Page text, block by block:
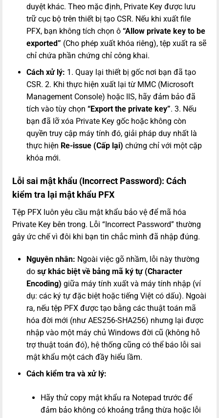
duyệt khác. Theo mặc định, Private Key được lưu
trữ cục bộ trên thiết bị tạo CSR. Nếu khi xuất file
PFX, bạn không tích chọn ô “Allow private key to be
exported” (Cho phép xuất khóa riêng), tệp xuất ra sẽ
chỉ chứa phần chứng chỉ công khai.
Cách xử lý: 1. Quay lại thiết bị gốc nơi bạn đã tạo
CSR. 2. Khi thực hiện xuất lại từ MMC (Microsoft
Management Console) hoặc IIS, hãy đảm bảo đã
tích vào tùy chọn “Export the private key”. 3. Nếu
bạn đã lỡ xóa Private Key gốc hoặc không còn
quyền truy cập máy tính đó, giải pháp duy nhất là
thực hiện Re-issue (Cấp lại) chứng chỉ với một cặp
khóa mới.
Lỗi sai mật khẩu (Incorrect Password): Cách
kiểm tra lại mật khẩu PFX
Tệp PFX luôn yêu cầu mật khẩu bảo vệ để mã hóa
Private Key bên trong. Lỗi “Incorrect Password” thường
gây ức chế vì đôi khi bạn tin chắc mình đã nhập đúng.
Nguyên nhân: Ngoài việc gõ nhầm, lỗi này thường
do sự khác biệt về bảng mã ký tự (Character
Encoding) giữa máy tính xuất và máy tính nhập (ví
dụ: các ký tự đặc biệt hoặc tiếng Việt có dấu). Ngoài
ra, nếu tệp PFX được tạo bằng các thuật toán mã
hóa đời mới (như AES256-SHA256) nhưng lại được
nhập vào một máy chủ Windows đời cũ (không hỗ
trợ thuật toán đó), hệ thống cũng có thể báo lỗi sai
mật khẩu một cách đầy hiểu lầm.
Cách kiểm tra và xử lý:
Hãy thử copy mật khẩu ra Notepad trước để
đảm bảo không có khoảng trắng thừa hoặc lỗi